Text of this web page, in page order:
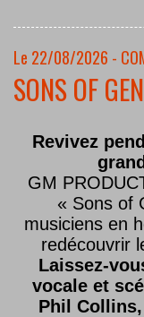
Le 22/08/2026 -
SONS OF
Revivez
GM
« Sons of
musiciens en
redécouvrir
Laissez-
vocale et
Phil